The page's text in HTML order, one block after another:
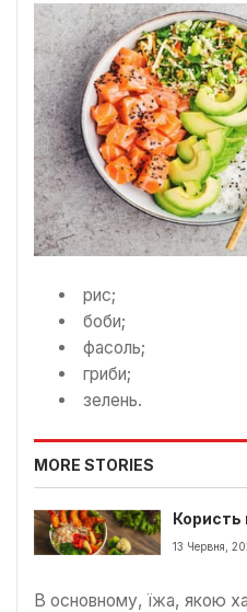
рис;
боби;
фасоль;
гриби;
зелень.
MORE STORIES
Користь
13 Червня,
В основному, їжа, якою